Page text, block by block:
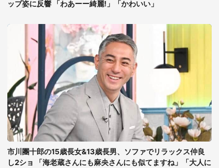
ップ姿に反響 「わあーー綺麗!」「かわいい」
市川團十郎の15歳長女&13歳長男、ソファでリラックス仲良
し2ショ 「海老蔵さんにも麻央さんにも似てますね」「大人に